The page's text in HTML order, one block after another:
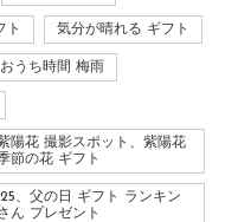
ト 気分が晴れる ギフト
おうち時間 梅雨
陽花 撮影スポット、紫陽花
節の花 ギフト
、父の日 ギフト ランキン
ん プレゼント